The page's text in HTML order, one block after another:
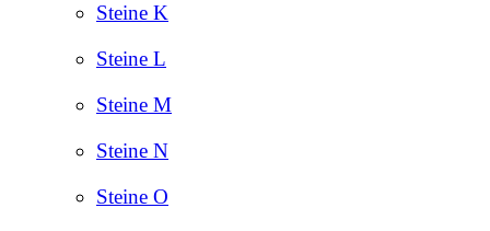
Steine K
Steine L
Steine M
Steine N
Steine O